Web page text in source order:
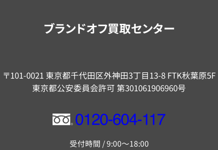
ブランドオフ買取センター
〒101-0021 東京都千代田区外神田3丁目13-8 FTK秋葉原5F
東京都公安委員会許可 第301061906960号
フ
受付時間 / 9:00～18:00